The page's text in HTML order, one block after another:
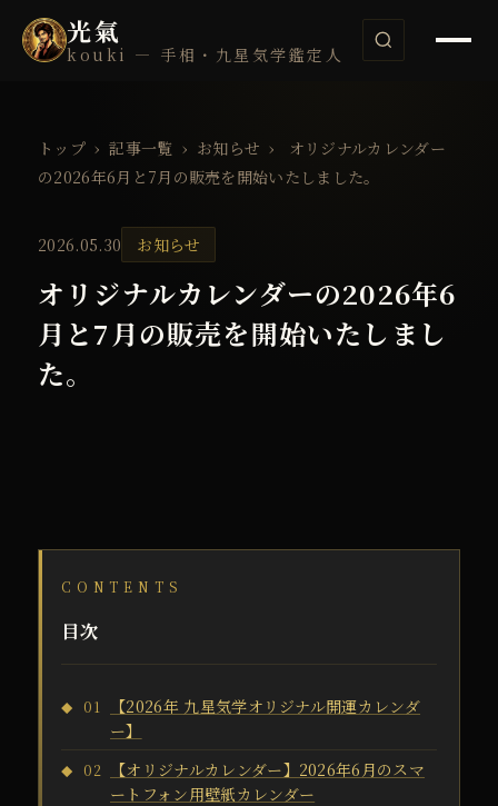
光氣
kouki — 手相・九星気学鑑定人
トップ › 記事一覧 › お知らせ ›
オリジナルカレンダー
の2026年6月と7月の販売を開始いたしました。
2026.05.30 お知らせ
オリジナルカレンダーの2026年6
月と7月の販売を開始いたしまし
た。
CONTENTS
目次
01
【2026年 九星気学オリジナル開運カレンダ
ー】
02
【オリジナルカレンダー】2026年6月のスマ
ートフォン用壁紙カレンダー